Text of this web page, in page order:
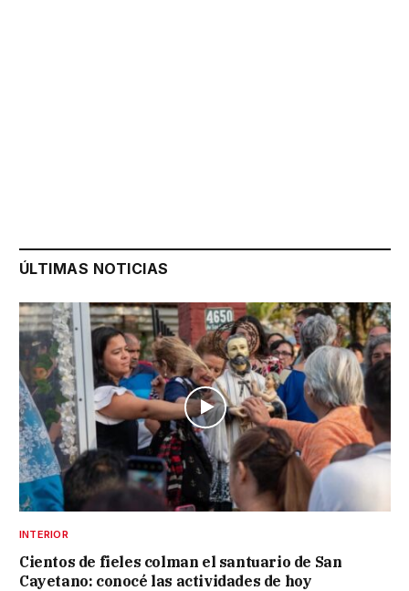
ÚLTIMAS NOTICIAS
INTERIOR
Cientos de fieles colman el santuario de San
Cayetano: conocé las actividades de hoy